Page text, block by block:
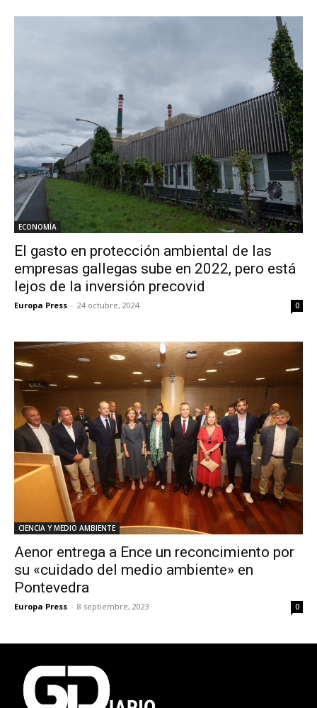
ECONOMÍA
El gasto en protección ambiental de las
empresas gallegas sube en 2022, pero está
lejos de la inversión precovid
Europa Press - 24 octubre, 2024 0
CIENCIA Y MEDIO AMBIENTE
Aenor entrega a Ence un reconcimiento por
su «cuidado del medio ambiente» en
Pontevedra
Europa Press - 8 septiembre, 2023 0